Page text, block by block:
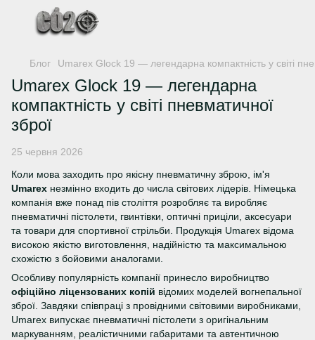
Блог Umarex Glock 19 — легендарна компактність у світі
Umarex Glock 19 — легендарна
компактність у світі пневматичної
зброї
25 червня 2026
Коли мова заходить про якісну пневматичну зброю, ім'я
Umarex незмінно входить до числа світових лідерів. Німецька
компанія вже понад пів століття розробляє та виробляє
пневматичні пістолети, гвинтівки, оптичні приціли, аксесуари
та товари для спортивної стрільби. Продукція Umarex відома
високою якістю виготовлення, надійністю та максимальною
схожістю з бойовими аналогами.
Особливу популярність компанії принесло виробництво
офіційно ліцензованих копій відомих моделей вогнепальної
зброї. Завдяки співпраці з провідними світовими виробниками,
Umarex випускає пневматичні пістолети з оригінальним
маркуванням, реалістичними габаритами та автентичною